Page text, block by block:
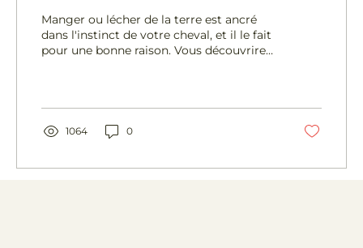
Manger ou lécher de la terre est ancré
dans l'instinct de votre cheval, et il le fait
pour une bonne raison. Vous découvrirez
1064 0